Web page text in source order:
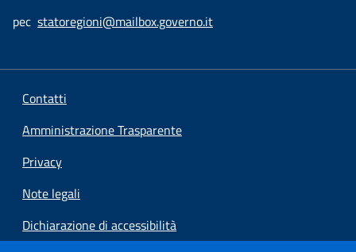
pec statoregioni@mailbox.governo.it
Contatti
Amministrazione Trasparente
Privacy
Note legali
Dichiarazione di accessibilità